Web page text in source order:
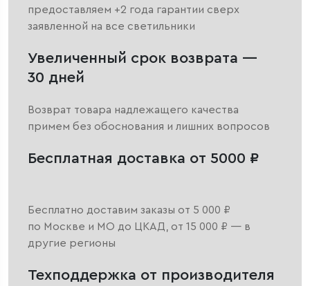
предоставляем +2 года гарантии сверх
заявленной на все светильники
Увеличенный срок возврата —
30 дней
Возврат товара надлежащего качества
примем без обоснования и лишних вопросов
Бесплатная доставка от 5000 ₽
Бесплатно доставим заказы от 5 000 ₽
по Москве и МО до ЦКАД, от 15 000 ₽ — в
другие регионы
Техподдержка от производителя